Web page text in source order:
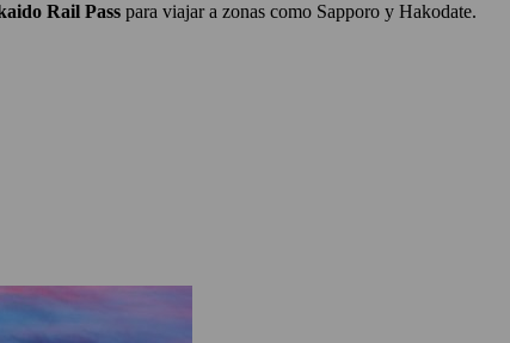
Rail Pass para viajar a zonas como Sapporo y Hakodate.